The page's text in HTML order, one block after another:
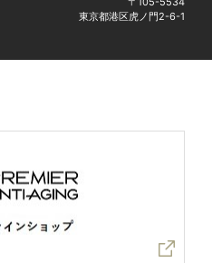
東京都港区虎ノ門2-6-1